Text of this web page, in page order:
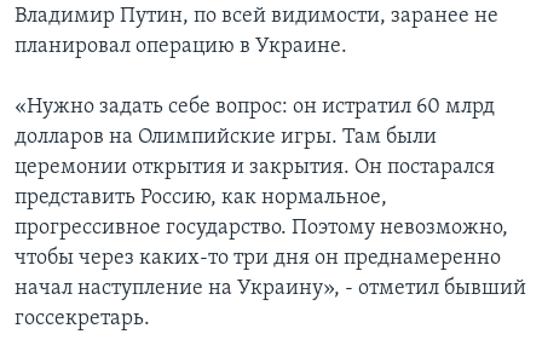
Владимир Путин, по всей видимости, заранее не
планировал операцию в Украине.
«Нужно задать себе вопрос: он истратил 60 млрд
долларов на Олимпийские игры. Там были
церемонии открытия и закрытия. Он постарался
представить Россию, как нормальное,
прогрессивное государство. Поэтому невозможно,
чтобы через каких-то три дня он преднамеренно
начал наступление на Украину», - отметил бывший
госсекретарь.